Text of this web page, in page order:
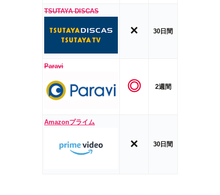
TSUTAYA DISCAS
× 30日間
Paravi
◎ 2週間
Amazonプライム
× 30日間